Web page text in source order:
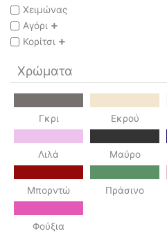
Χειμώνας
Αγόρι
Κορίτσι
Χρώματα
Γκρι Εκρού
Λιλά Μαύρο
Μπορντώ Πράσινο
Φούξια